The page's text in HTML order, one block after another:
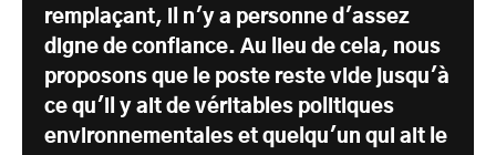
remplaçant, il n'y a personne d'assez
digne de confiance. Au lieu de cela, nous
proposons que le poste reste vide jusqu'à
ce qu'il y ait de véritables politiques
environnementales et quelqu'un qui ait le